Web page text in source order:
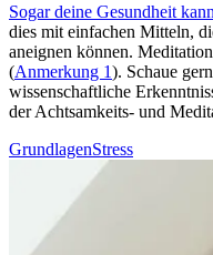
Sogar deine Gesund­heit
dies mit ein­fa­chen Mit­teln,
aneignen können.
(Anmerkung 1). Schaue
wissenschaftliche
der Achtsamkeits- und
GrundlagenStress